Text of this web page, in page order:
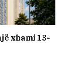
xhami 13-